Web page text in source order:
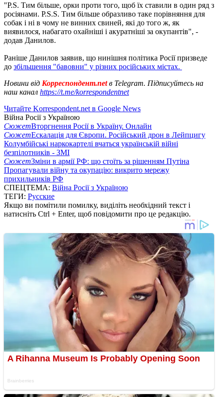
"P.S. Тим більше, орки проти того, щоб їх ставили в один ряд з
росіянами. P.S.S. Тим більше образливо таке порівняння для
собак і ні в чому не винних свиней, які до того ж, як
виявилося, набагато охайніші і акуратніші за окупантів", -
додав Данилов.
Раніше Данилов заявив, що нинішня політика Росії призведе
до збільшення "бавовни" у різних російських містах.
Новини від Корреспондент.netв Telegram. Підписуйтесь на
наш канал https://t.me/korrespondentnet
Читайте Korrespondent.net в Google News
Війна Росії з Україною
СюжетВторгнення Росії в Україну. Онлайн
СюжетЕскалація для Європи. Російський дрон в Лейпцигу
Колумбійські наркокартелі вчаться українській війні
безпілотників - ЗМІ
СюжетЗміни в армії РФ: що стоїть за рішенням Путіна
Пропагували війну та окупацію: викрито мережу
прихильників РФ
СПЕЦТЕМА: Війна Росії з Україною
ТЕГИ: Русские
Якщо ви помітили помилку, виділіть необхідний текст і
натисніть Ctrl + Enter, щоб повідомити про це редакцію.